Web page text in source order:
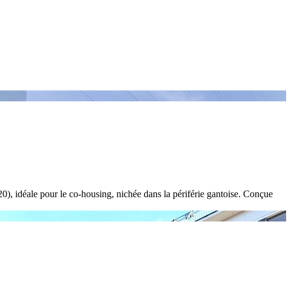
idéale pour le co-housing, nichée dans la périférie gantoise. Conçue